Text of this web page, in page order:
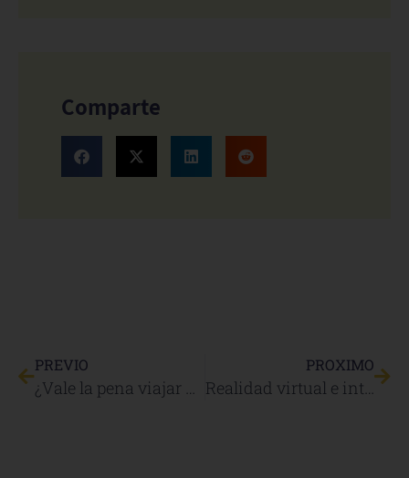
Comparte
PREVIO
¿Vale la pena viajar a Baleares con coche?
PROXIMO
Realidad virtual e interiorismo